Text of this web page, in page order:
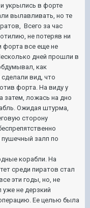
укрылись в форте
вылавливать, но те
Всего за час
не потеряв ни
форта все еще не
дней прошли в
как
вид, что
форта. На виду у
затем, ложась на дно
Ожидая штурма,
сторону
залп по
корабли. На
среди пиратов стал
эти годы, но, не
уже не дерзкий
Ее целью была